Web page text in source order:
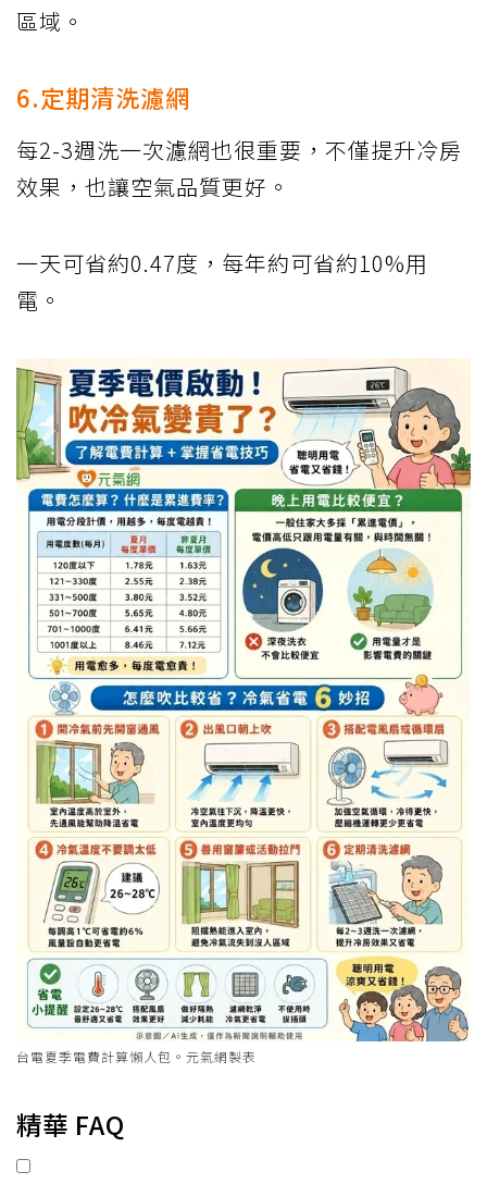
區域。
6.定期清洗濾網
每2-3週洗一次濾網也很重要，不僅提升冷房
效果，也讓空氣品質更好。
一天可省約0.47度，每年約可省約10%用
電。
台電夏季電費計算懶人包。元氣網製表
精華 FAQ